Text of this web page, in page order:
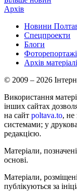
Архів
Новини
Спецпроекти
Блоги
Фоторепортажі
Архів
© 2009 – 2026
Використання
інших сайтах
на сайт poltava.to, не
системами; у
редакцією.
Матеріали,
основі.
Матеріали,
публікуються за